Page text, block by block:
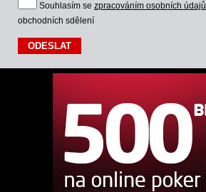
Souhlasím se zpracováním osobních údajů
obchodních sdělení